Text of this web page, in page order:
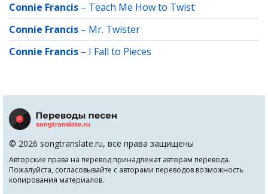
Connie Francis – Teach Me How to Twist
Connie Francis – Mr. Twister
Connie Francis – I Fall to Pieces
© 2026 songtranslate.ru, все права защищены
Авторские права на перевод принадлежат авторам перевода.
Пожалуйста, согласовывайте с авторами переводов возможность
копирования материалов.